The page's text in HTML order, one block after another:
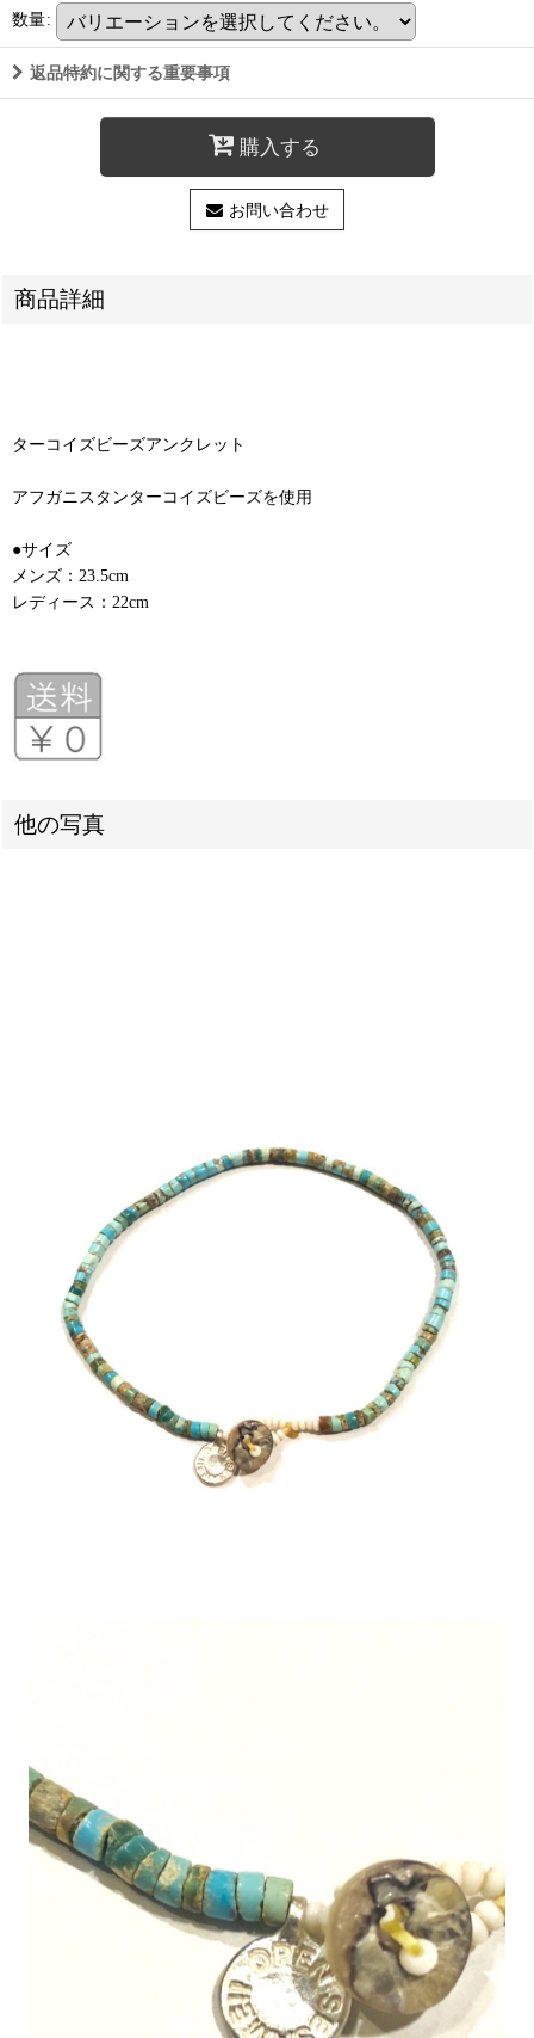
数量:
返品特約に関する重要事項
購入する
お問い合わせ
商品詳細
ターコイズビーズアンクレット
アフガニスタンターコイズビーズを使用
●サイズ
メンズ：23.5cm
レディース：22cm
他の写真